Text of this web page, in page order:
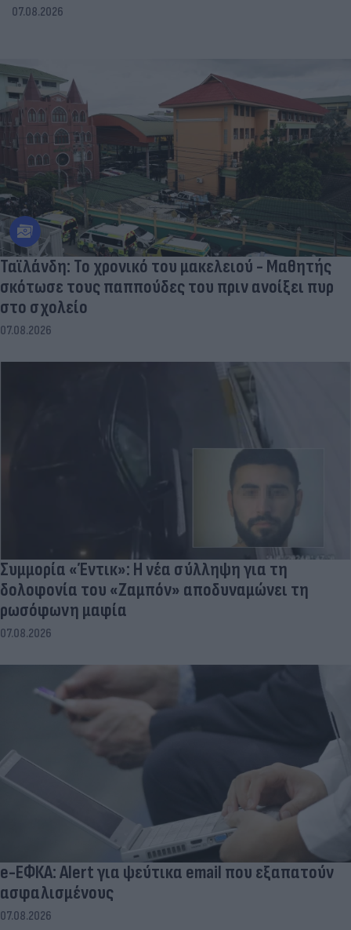
07.08.2026
Ταϊλάνδη: Το χρονικό του μακελειού - Μαθητής
σκότωσε τους παππούδες του πριν ανοίξει πυρ
στο σχολείο
07.08.2026
Συμμορία «Έντικ»: Η νέα σύλληψη για τη
δολοφονία του «Ζαμπόν» αποδυναμώνει τη
ρωσόφωνη μαφία
07.08.2026
e-ΕΦΚΑ: Alert για ψεύτικα email που εξαπατούν
ασφαλισμένους
07.08.2026